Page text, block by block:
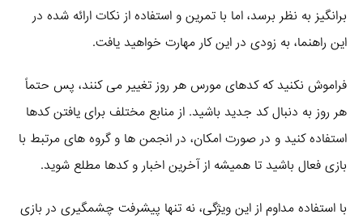
برانگیز به نظر برسد، اما با تمرین و استفاده از نکات ارائه شده در
این راهنما، به زودی در این کار مهارت خواهید یافت.
فراموش نکنید که کدهای مورس هر روز تغییر می‌ کنند، پس حتماً
هر روز به دنبال کد جدید باشید. از منابع مختلف برای یافتن کدها
استفاده کنید و در صورت امکان، در انجمن‌ ها و گروه‌ های مرتبط با
بازی فعال باشید تا همیشه از آخرین اخبار و کدها مطلع شوید.
با استفاده مداوم از این ویژگی، نه تنها پیشرفت چشمگیری در بازی